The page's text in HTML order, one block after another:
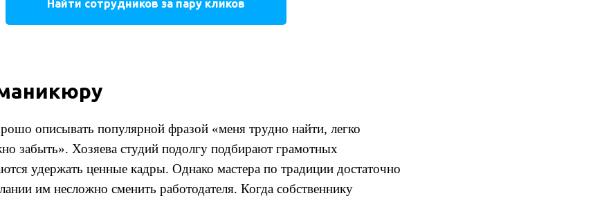
Найти сотрудников за пару кликов
описывать популярной фразой «меня трудно найти, легко
забыть». Хозяева студий подолгу подбирают грамотных
удержать ценные кадры. Однако мастера по традиции достаточно
им несложно сменить работодателя. Когда собственнику